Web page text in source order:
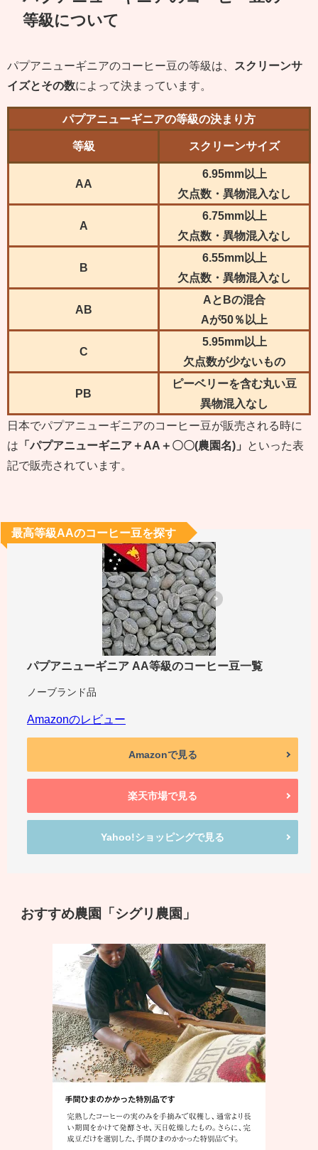
等級について
パプアニューギニアのコーヒー豆の等級は、
スクリーンサ
イズとその数によって決まっています。
パプアニューギニアの等級の決まり方
等級 スクリーンサイズ
AA
6.95mm以上
欠点数・異物混入なし
A
6.75mm以上
欠点数・異物混入なし
B
6.55mm以上
欠点数・異物混入なし
AB
AとBの混合
Aが50％以上
C
5.95mm以上
欠点数が少ないもの
PB
ピーベリーを含む丸い豆
異物混入なし
日本でパプアニューギニアのコーヒー豆が販売される時に
は 「パプアニューギニア＋AA＋〇〇(農園名)」
といった表
記で販売されています。
パプアニューギニア AA等級のコーヒー豆一覧
ノーブランド品
Amazonのレビュー
Amazonで見る
楽天市場で見る
Yahoo!ショッピングで見る
最高等級AAのコーヒー豆を探す
おすすめ農園「シグリ農園」